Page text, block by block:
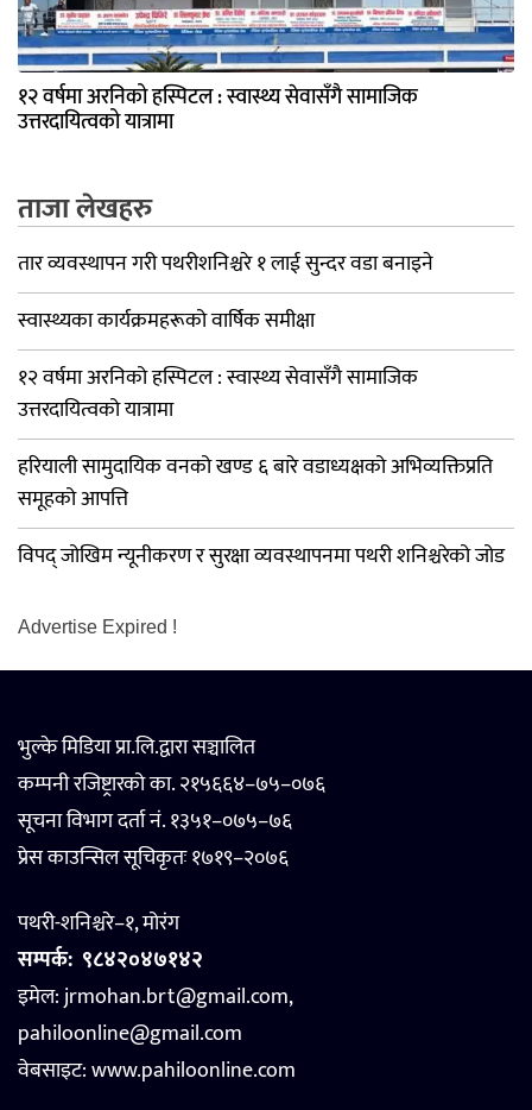
१२ वर्षमा अरनिको हस्पिटल : स्वास्थ्य सेवासँगै सामाजिक
उत्तरदायित्वको यात्रामा
ताजा लेखहरु
तार व्यवस्थापन गरी पथरीशनिश्चरे १ लाई सुन्दर वडा बनाइने
स्वास्थ्यका कार्यक्रमहरूको वार्षिक समीक्षा
१२ वर्षमा अरनिको हस्पिटल : स्वास्थ्य सेवासँगै सामाजिक
उत्तरदायित्वको यात्रामा
हरियाली सामुदायिक वनको खण्ड ६ बारे वडाध्यक्षको अभिव्यक्तिप्रति
समूहको आपत्ति
विपद् जोखिम न्यूनीकरण र सुरक्षा व्यवस्थापनमा पथरी शनिश्चरेको जोड
Advertise Expired !
भुल्के मिडिया प्रा.लि.द्वारा सञ्चालित
कम्पनी रजिष्ट्रारको का. २१५६६४–७५–०७६
सूचना विभाग दर्ता नं. १३५१–०७५–७६
प्रेस काउन्सिल सूचिकृतः १७१९–२०७६
पथरी-शनिश्चरे–१, मोरंग
सम्पर्क: ९८४२०४७१४२
इमेल: jrmohan.brt@gmail.com,
pahiloonline@gmail.com
वेबसाइट:www.pahiloonline.com